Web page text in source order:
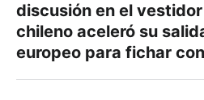
discusión en el
chileno aceleró su
europeo para fichar